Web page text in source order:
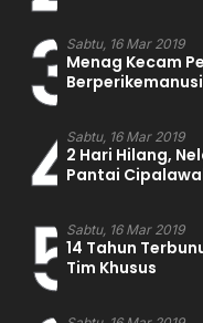
3Sabtu, 16 Mar 2019
Menag Kecam
4Sabtu, 16 Mar 2019
2 Hari Hilang,
Pantai
5Sabtu, 16 Mar 2019
14 Tahun
Tim Khusus